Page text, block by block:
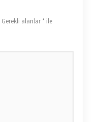
Gerekli alanlar* ile